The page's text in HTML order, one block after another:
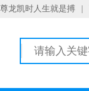
尊龙凯时人生就是搏